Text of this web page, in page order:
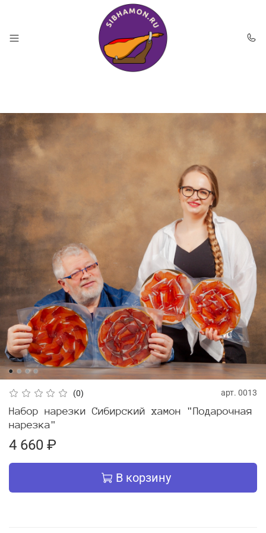
(0) арт. 0013
Набор нарезки Сибирский хамон "Подарочная
нарезка"
4 660 ₽
В корзину